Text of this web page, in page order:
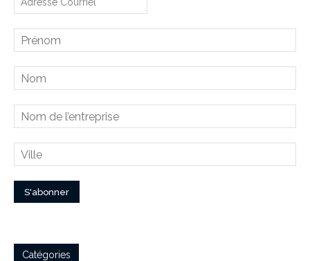
Catégories